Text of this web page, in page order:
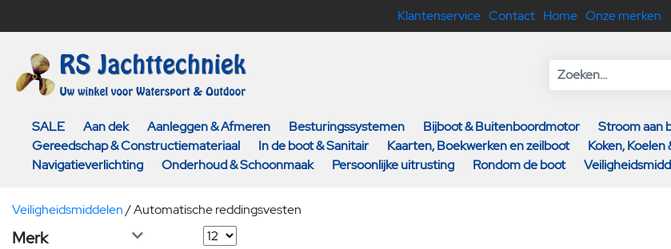
Klantenservice Contact Home Onze merken
SALE Aan dek Aanleggen & Afmeren Besturingssystemen Bijboot & Buitenboordmotor Stroom aan
Gereedschap & Constructiemateriaal
In de boot & Sanitair Kaarten, Boekwerken en zeilboot Koken,
Navigatieverlichting
Onderhoud & Schoonmaak Persoonlijke uitrusting Rondom de boot
Veiligheidsmiddelen/Automatische reddingsvesten
Merk